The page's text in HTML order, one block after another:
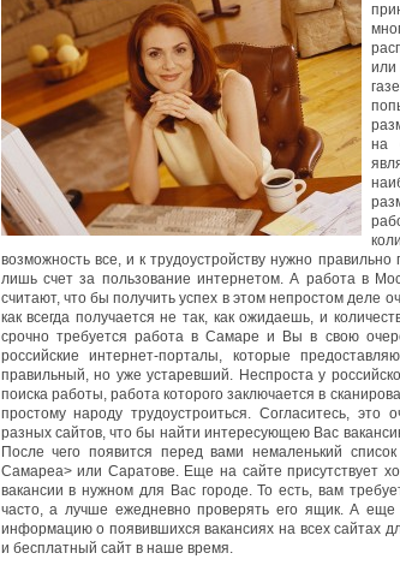
или
на
возможность все, и к трудоустройству нужно
лишь счет за пользование интернетом. А работа в
считают, что бы получить успех в этом непростом деле
как всегда получается не так, как ожидаешь, и
срочно требуется работа в Самаре и Вы в свою
российские интернет-порталы, которые
правильный, но уже устаревший. Неспроста у
поиска работы, работа которого заключается в
простому народу трудоустроиться. Согласитесь, это
разных сайтов, что бы найти интересующею Вас
После чего появится перед вами немаленький
Самареa> или Саратове. Еще на сайте присутствует
вакансии в нужном для Вас городе. То есть, вам
часто, а лучше ежедневно проверять его ящик. А
информацию о появившихся вакансиях на всех сайтах
и бесплатный сайт в наше время.